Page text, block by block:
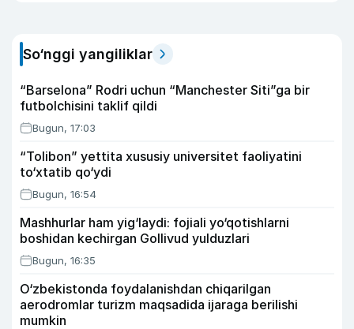
So‘nggi yangiliklar
“Barselona” Rodri uchun “Manchester Siti”ga bir
futbolchisini taklif qildi
Bugun, 17:03
“Tolibon” yettita xususiy universitet faoliyatini
to‘xtatib qo‘ydi
Bugun, 16:54
Mashhurlar ham yig‘laydi: fojiali yo‘qotishlarni
boshidan kechirgan Gollivud yulduzlari
Bugun, 16:35
O‘zbekistonda foydalanishdan chiqarilgan
aerodromlar turizm maqsadida ijaraga berilishi
mumkin